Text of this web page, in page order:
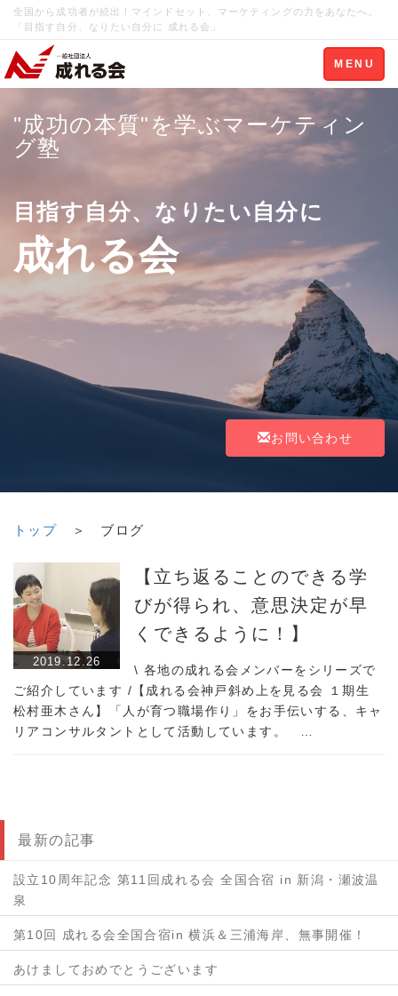
全国から成功者が続出！マインドセット、マーケティングの力をあなたへ。
「目指す自分、なりたい自分に 成れる会」
Toggle
navigation
MENU
"成功の本質"を学ぶマーケティン
グ塾
目指す自分、なりたい自分に
成れる会
お問い合わせ
トップ ＞ ブログ
2019.12.26
【立ち返ることのできる学
びが得られ、意思決定が早
くできるように！】
\ 各地の成れる会メンバーをシリーズで
ご紹介しています /【成れる会神戸斜め上を見る会 １期生
松村亜木さん】「人が育つ職場作り」をお手伝いする、キャ
リアコンサルタントとして活動しています。 …
最新の記事
設立10周年記念 第11回成れる会 全国合宿 in 新潟・瀬波温
泉
第10回 成れる会全国合宿in 横浜＆三浦海岸、無事開催！
あけましておめでとうございます